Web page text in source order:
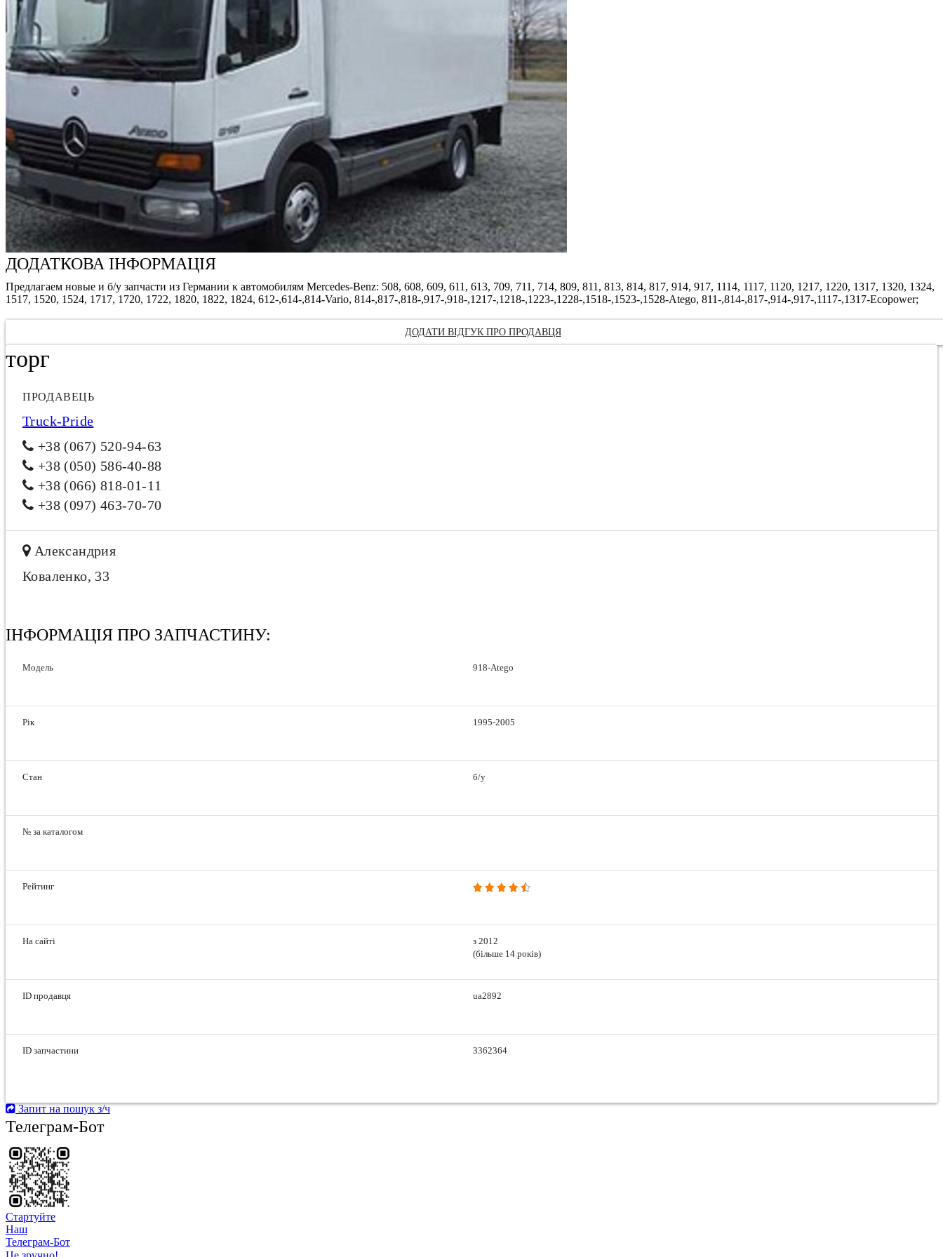
ДОДАТКОВА ІНФОРМАЦІЯ
Предлагаем новые и б/у запчасти из Германии к автомобилям Mercedes-Benz: 508, 608, 609, 611, 613, 709, 711, 714, 809, 811, 813, 814, 817, 914, 917, 1114, 1117, 1120, 1217, 1220, 1317, 1320, 1324,
1517, 1520, 1524, 1717, 1720, 1722, 1820, 1822, 1824, 612-,614-,814-Vario, 814-,817-,818-,917-,918-,1217-,1218-,1223-,1228-,1518-,1523-,1528-Atego, 811-,814-,817-,914-,917-,1117-,1317-Ecopower;
ДОДАТИ ВІДГУК ПРО ПРОДАВЦЯ
торг
ПРОДАВЕЦЬ
Truck-Pride
+38 (067) 520-94-63
+38 (050) 586-40-88
+38 (066) 818-01-11
+38 (097) 463-70-70
Александрия
Коваленко, 33
ІНФОРМАЦІЯ ПРО ЗАПЧАСТИНУ:
Модель 918-Atego
Рік 1995-2005
Стан б/у
№ за каталогом
Рейтинг
На сайті
з 2012
(більше 14 років)
ID продавця ua2892
ID запчастини 3362364
Запит на пошук з/ч
Телеграм-Бот
Стартуйте
Hаш
Телеграм-Бот